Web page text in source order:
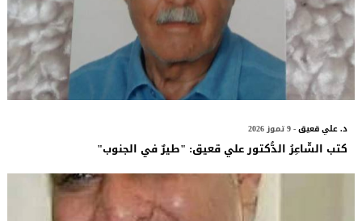
د. علي قعيق- 9 تموز 2026
كتب الشّاعِرُ الدُّكتور علي قعيق: "طيرٌ في الجنوب"